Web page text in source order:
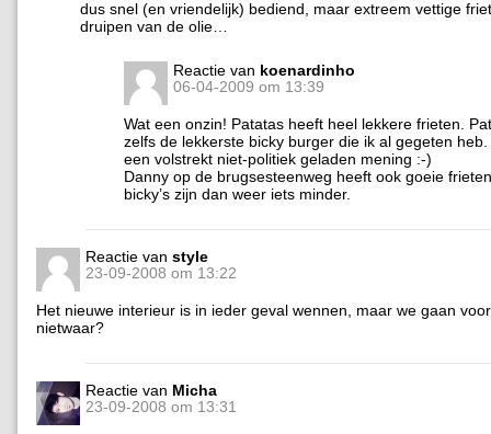
dus snel (en vriendelijk) bediend, maar extreem vettige
druipen van de olie…
Reactie van koenardinho
06-04-2009 om 13:39
Wat een onzin! Patatas heeft heel lekkere frieten.
zelfs de lekkerste bicky burger die ik al gegeten
een volstrekt niet-politiek geladen mening :-)
Danny op de brugsesteenweg heeft ook goeie
bicky’s zijn dan weer iets minder.
Reactie van style
23-09-2008 om 13:22
Het nieuwe interieur is in ieder geval wennen, maar we gaan
nietwaar?
Reactie van Micha
23-09-2008 om 13:31